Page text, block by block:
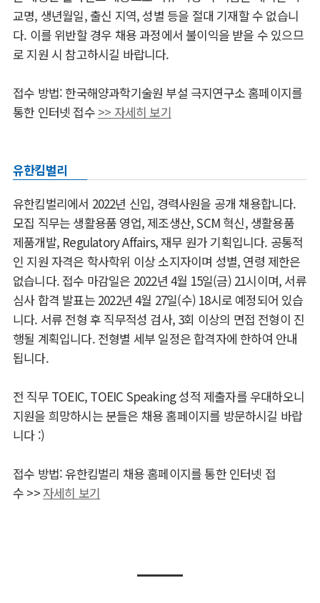
교명, 생년월일, 출신 지역, 성별 등을 절대 기재할 수 없습니
다. 이를 위반할 경우 채용 과정에서 불이익을 받을 수 있으므
로 지원 시 참고하시길 바랍니다.
접수 방법: 한국해양과학기술원 부설 극지연구소 홈페이지를
통한 인터넷 접수 >> 자세히 보기
유한킴벌리
유한킴벌리에서 2022년 신입, 경력사원을 공개 채용합니다.
모집 직무는 생활용품 영업, 제조생산, SCM 혁신, 생활용품
제품개발, Regulatory Affairs, 재무 원가 기획입니다. 공통적
인 지원 자격은 학사학위 이상 소지자이며 성별, 연령 제한은
없습니다. 접수 마감일은 2022년 4월 15일(금) 21시이며, 서류
심사 합격 발표는 2022년 4월 27일(수) 18시로 예정되어 있습
니다. 서류 전형 후 직무적성 검사, 3회 이상의 면접 전형이 진
행될 계획입니다. 전형별 세부 일정은 합격자에 한하여 안내
됩니다.
전 직무 TOEIC, TOEIC Speaking 성적 제출자를 우대하오니
지원을 희망하시는 분들은 채용 홈페이지를 방문하시길 바랍
니다 :)
접수 방법: 유한킴벌리 채용 홈페이지를 통한 인터넷 접
수 >> 자세히 보기